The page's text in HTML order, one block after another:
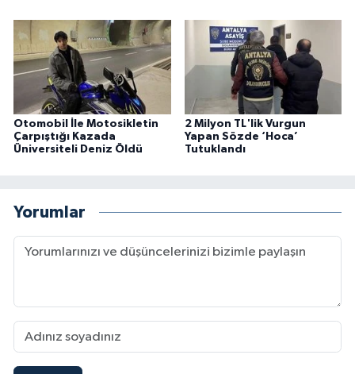
Otomobil İle Motosikletin
Çarpıştığı Kazada
Üniversiteli Deniz Öldü
2 Milyon TL'lik Vurgun
Yapan Sözde ‘Hoca’
Tutuklandı
Yorumlar